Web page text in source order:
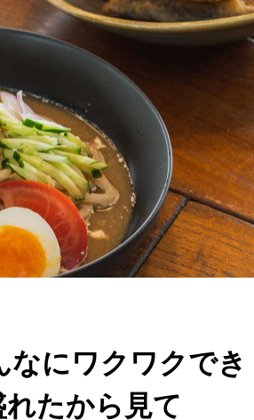
にワクワクでき
たから見て